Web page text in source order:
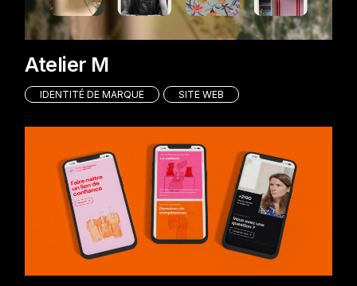
Atelier M
IDENTITÉ DE MARQUE SITE WEB